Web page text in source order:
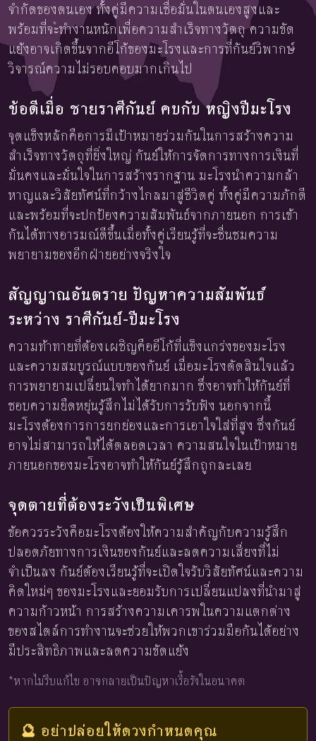
จำกัดของตนเอง ทั้งคู่มีความเชื่อมั่นในตนเองสูงและ
พร้อมที่จะทำงานหนักเพื่อความสำเร็จทางวัตถุ ความขัด
แย้งอาจเกิดขึ้นจากอีโก้ของมะโรงและการที่กันย์วิพากษ์
วิจารณ์ความไม่รอบคอบมากเกินไป
ข้อดีเมื่อ ชายราศีกันย์ คบกับ หญิงปีมะโรง
จุดแข็งหลักคือการมีเป้าหมายร่วมกันในการสร้างความ
สำเร็จทางวัตถุที่ยิ่งใหญ่ กันย์ให้การจัดการทางการเงินที่
มั่นคงและมั่นใจในการสร้างรากฐาน มะโรงนำความกล้า
หาญและวิสัยทัศน์ที่กว้างไกลมาสู่ชีวิตคู่ ทั้งคู่มีความภักดี
และพร้อมที่จะปกป้องความสัมพันธ์จากภายนอก การเข้า
กันได้ทางอารมณ์ดีขึ้นเมื่อทั้งคู่เรียนรู้ที่จะชื่นชมความ
พยายามของอีกฝ่ายอย่างจริงใจ
สัญญาณอันตราย ปัญหาความสัมพันธ์
ระหว่าง ราศีกันย์-ปีมะโรง
ความท้าทายที่ต้องเผชิญคืออีโก้ที่แข็งแกร่งของมะโรง
และความสมบูรณ์แบบของกันย์ เมื่อมะโรงตัดสินใจแล้ว
การพยายามเปลี่ยนใจทำได้ยากมาก ซึ่งอาจทำให้กันย์ที่
ชอบความยืดหยุ่นรู้สึกไม่ได้รับการรับฟัง นอกจากนี้
มะโรงต้องการการยกย่องและการเอาใจใส่ที่สูง ซึ่งกันย์
อาจไม่สามารถให้ได้ตลอดเวลา ความสนใจในเป้าหมาย
ภายนอกของมะโรงอาจทำให้กันย์รู้สึกถูกละเลย
จุดตายที่ต้องระวังเป็นพิเศษ
ข้อควรระวังคือมะโรงต้องให้ความสำคัญกับความรู้สึก
ปลอดภัยทางการเงินของกันย์และลดความเสี่ยงที่ไม่
จำเป็นลง กันย์ต้องเรียนรู้ที่จะเปิดใจรับวิสัยทัศน์และความ
คิดใหม่ๆ ของมะโรงและยอมรับการเปลี่ยนแปลงที่นำมาสู่
ความก้าวหน้า การสร้างความเคารพในความแตกต่าง
ของสไตล์การทำงานจะช่วยให้พวกเขาร่วมมือกันได้อย่าง
มีประสิทธิภาพและลดความขัดแย้ง
*หากไม่รีบแก้ไข อาจกลายเป็นปัญหาเรื้อรังในอนาคต
🔮 อย่าปล่อยให้ดวงกำหนดคุณ